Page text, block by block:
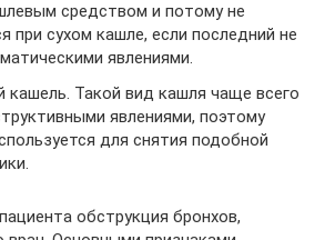
средством и потому не
при сухом кашле, если последний не
явлениями.
Такой вид кашля чаще всего
явлениями, поэтому
для снятия подобной
обструкция бронхов,